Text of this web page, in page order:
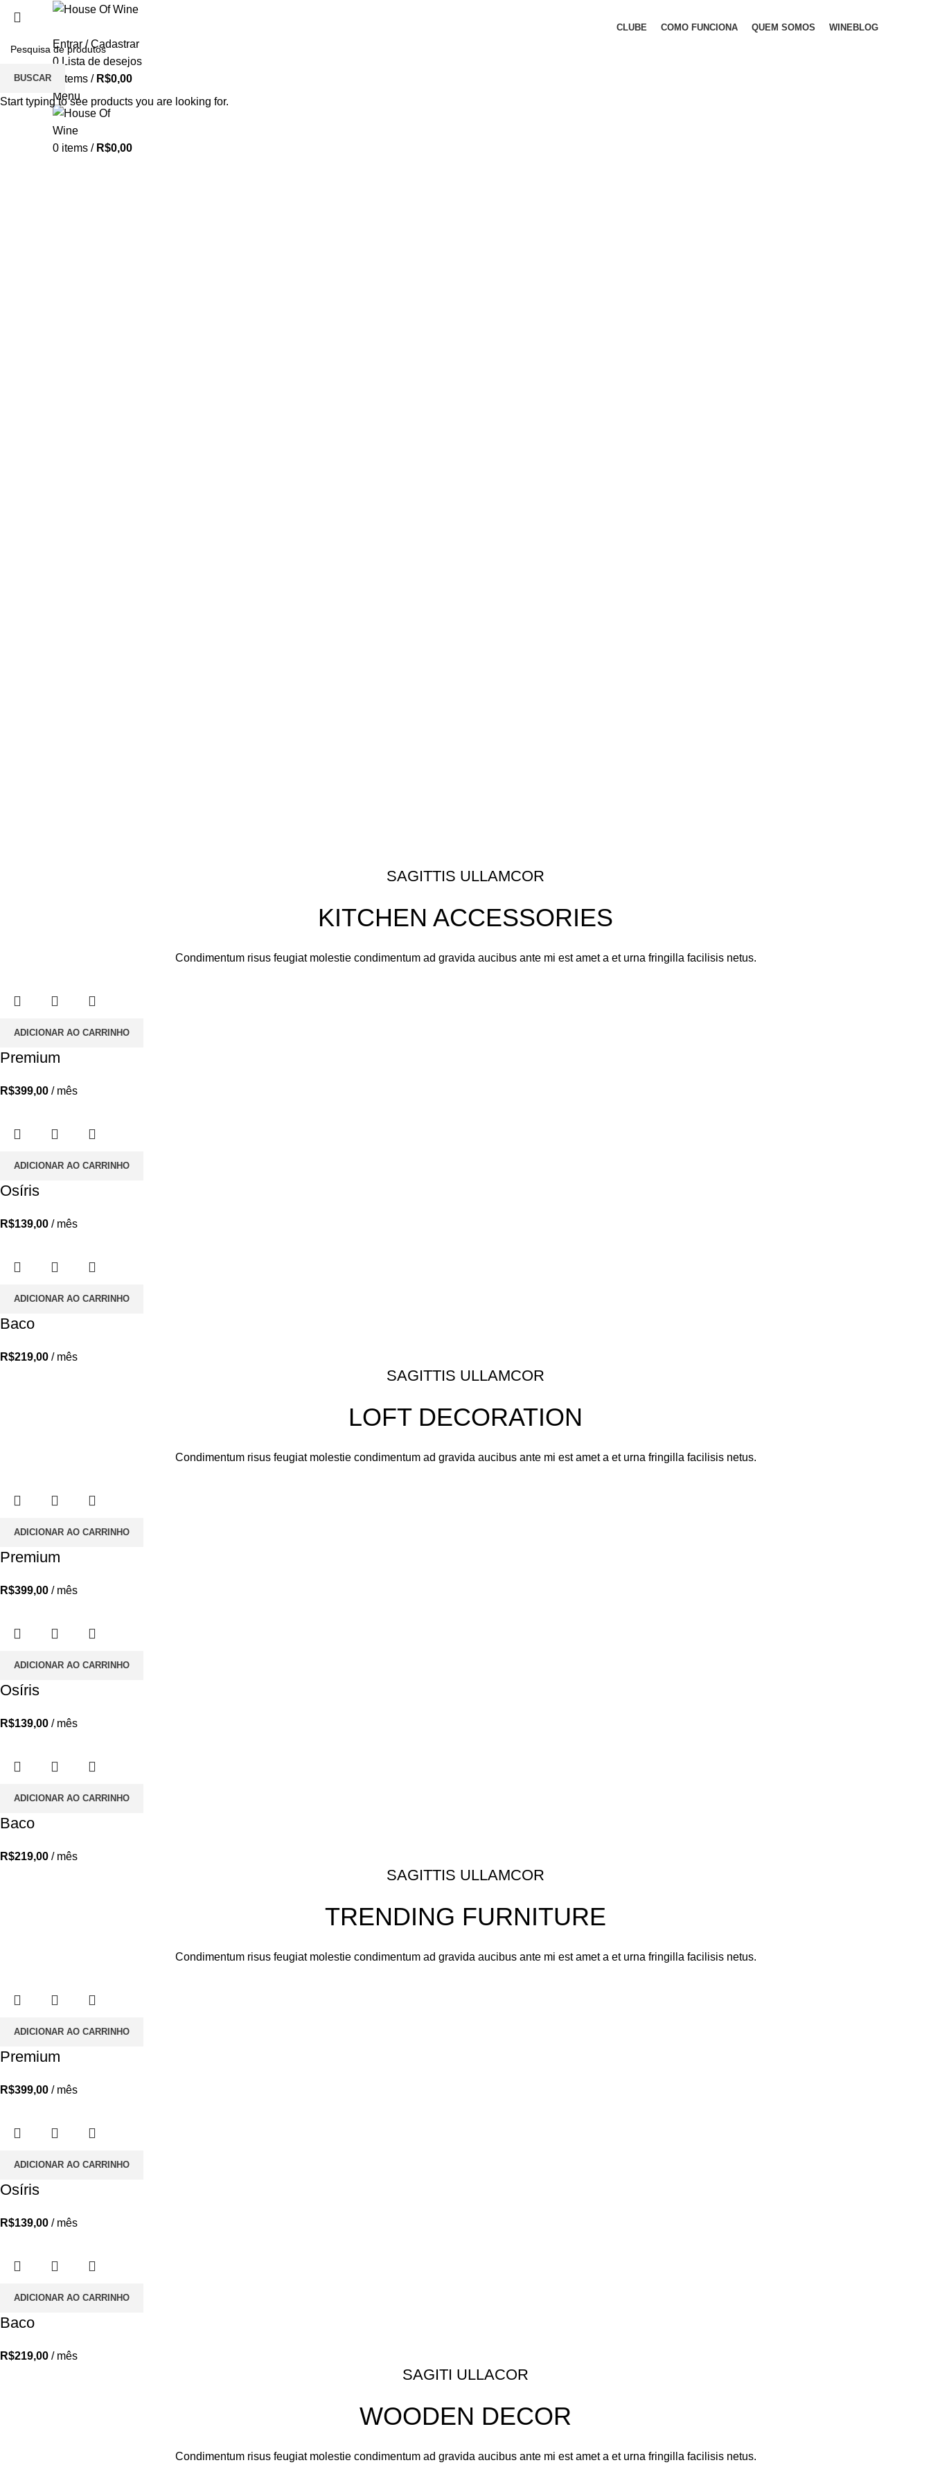
CLUBE COMO FUNCIONA QUEM SOMOS WINEBLOG
Entrar / Cadastrar
0 Lista de desejos
items / R$0,00
Menu
0 items / R$0,00
SAGITTIS ULLAMCOR
KITCHEN ACCESSORIES
Condimentum risus feugiat molestie condimentum ad gravida aucibus ante mi est amet a et urna fringilla facilisis netus.
ADICIONAR AO CARRINHO
Premium
R$399,00 / mês
ADICIONAR AO CARRINHO
Osíris
R$139,00 / mês
ADICIONAR AO CARRINHO
Baco
R$219,00 / mês
SAGITTIS ULLAMCOR
LOFT DECORATION
Condimentum risus feugiat molestie condimentum ad gravida aucibus ante mi est amet a et urna fringilla facilisis netus.
ADICIONAR AO CARRINHO
Premium
R$399,00 / mês
ADICIONAR AO CARRINHO
Osíris
R$139,00 / mês
ADICIONAR AO CARRINHO
Baco
R$219,00 / mês
SAGITTIS ULLAMCOR
TRENDING FURNITURE
Condimentum risus feugiat molestie condimentum ad gravida aucibus ante mi est amet a et urna fringilla facilisis netus.
ADICIONAR AO CARRINHO
Premium
R$399,00 / mês
ADICIONAR AO CARRINHO
Osíris
R$139,00 / mês
ADICIONAR AO CARRINHO
Baco
R$219,00 / mês
SAGITI ULLACOR
WOODEN DECOR
Condimentum risus feugiat molestie condimentum ad gravida aucibus ante mi est amet a et urna fringilla facilisis netus.
BUSCAR
Start typing to see products you are looking for.